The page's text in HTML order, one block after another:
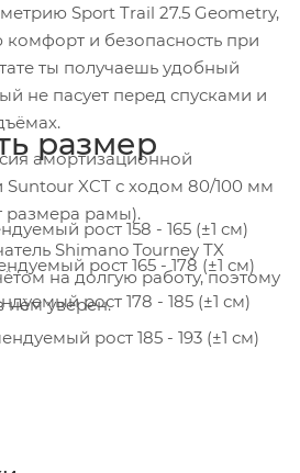
Sport Trail 27.5 Geometry,
и безопасность при
ты получаешь удобный
не пасует перед спусками и
амортизационной
XCT с ходом 80/100 мм
размера рамы).
Shimano Tourney TX
на долгую работу, поэтому
нём уверен.
размер
рост 158 - 165 (±1 см)
рост 165 - 178 (±1 см)
рост 178 - 185 (±1 см)
рост 185 - 193 (±1 см)